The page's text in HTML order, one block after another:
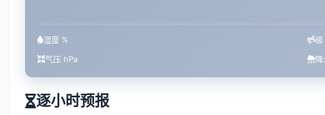
湿度 %
级
气压 hPa
逐小时预报